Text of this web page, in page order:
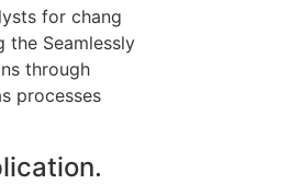
for chang
the Seamlessly
through
processes